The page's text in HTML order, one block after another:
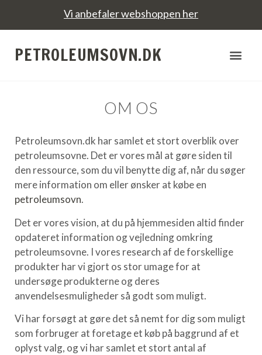
Vi anbefaler webshoppen her
PETROLEUMSOVN.DK
OM OS
Petroleumsovn.dk har samlet et stort overblik over
petroleumsovne. Det er vores mål at gøre siden til
den ressource, som du vil benytte dig af, når du søger
mere information om eller ønsker at købe en
petroleumsovn.
Det er vores vision, at du på hjemmesiden altid finder
opdateret information og vejledning omkring
petroleumsovne. I vores research af de forskellige
produkter har vi gjort os stor umage for at
undersøge produkterne og deres
anvendelsesmuligheder så godt som muligt.
Vi har forsøgt at gøre det så nemt for dig som muligt
som forbruger at foretage et køb på baggrund af et
oplyst valg, og vi har samlet et stort antal af